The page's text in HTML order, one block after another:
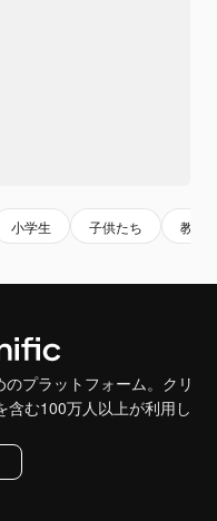
小学生 子供たち 教育
プラットフォーム。クリ
含む100万人以上が利用し